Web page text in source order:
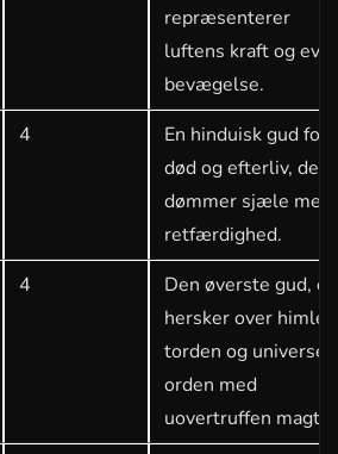
repræsenterer
luftens kraft og
bevægelse.
4
En hinduisk gud for
død og efterliv, der
dømmer sjæle med
retfærdighed.
4
Den øverste gud,
hersker over
torden og
orden med
uovertruffen magt.